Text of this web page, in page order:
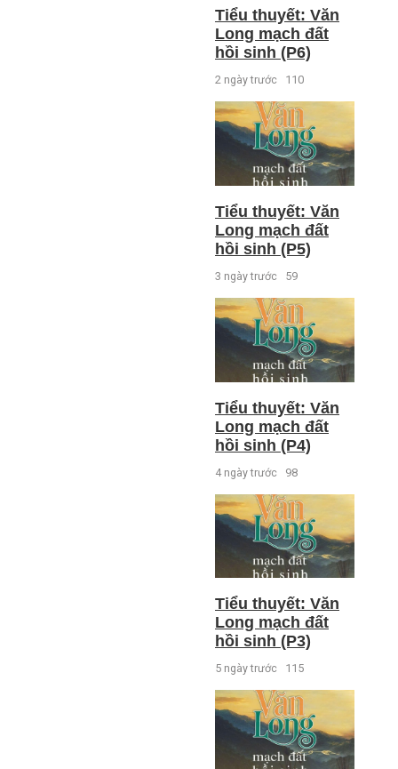
Tiểu thuyết: Văn
Long mạch đất
hồi sinh (P6)
2 ngày trước 110
Tiểu thuyết: Văn
Long mạch đất
hồi sinh (P5)
3 ngày trước 59
Tiểu thuyết: Văn
Long mạch đất
hồi sinh (P4)
4 ngày trước 98
Tiểu thuyết: Văn
Long mạch đất
hồi sinh (P3)
5 ngày trước 115